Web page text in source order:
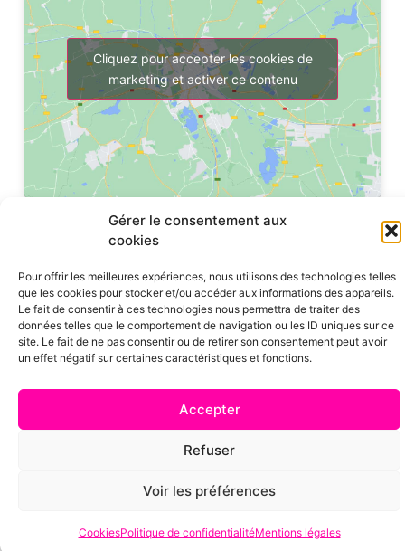
Gérer le consentement aux
cookies
Pour offrir les meilleures expériences, nous utilisons des technologies telles
que les cookies pour stocker et/ou accéder aux informations des appareils.
Le fait de consentir à ces technologies nous permettra de traiter des
données telles que le comportement de navigation ou les ID uniques sur ce
site. Le fait de ne pas consentir ou de retirer son consentement peut avoir
un effet négatif sur certaines caractéristiques et fonctions.
Accepter
Refuser
Voir les préférences
CookiesPolitique de confidentialitéMentions légales
Cliquez pour accepter les cookies de
marketing et activer ce contenu
© CKOICA – Tous droits réservés |contactez-nous|mentions légales
Apsara Média